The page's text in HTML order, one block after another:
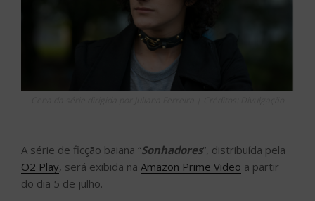
A série de ficção baiana “Sonhadores“, distribuída pela
O2 Play, será exibida na Amazon Prime Video a partir
do dia 5 de julho.